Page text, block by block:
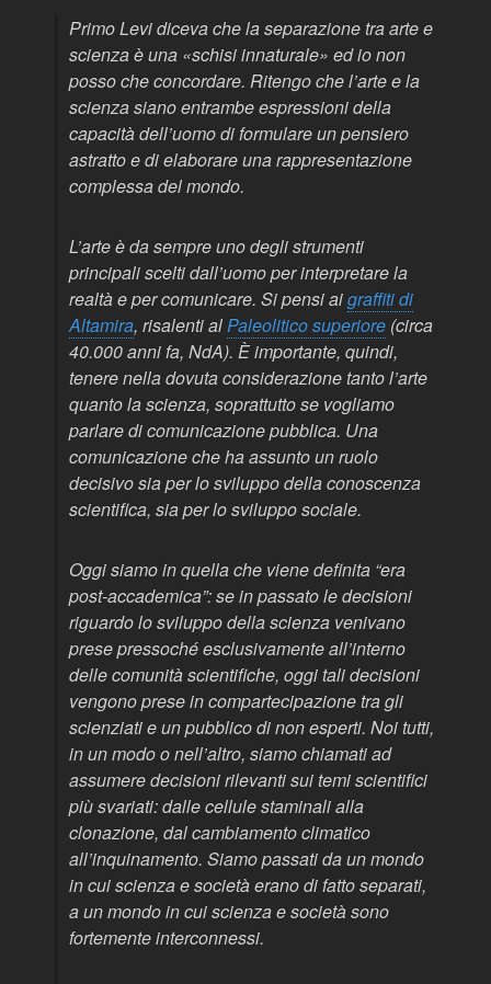
Primo Levi diceva che la separazione tra arte e
scienza è una «schisi innaturale» ed io non
posso che concordare. Ritengo che l’arte e la
scienza siano entrambe espressioni della
capacità dell’uomo di formulare un pensiero
astratto e di elaborare una rappresentazione
complessa del mondo.
L’arte è da sempre uno degli strumenti
principali scelti dall’uomo per interpretare la
realtà e per comunicare. Si pensi aigraffiti di
Altamira, risalenti alPaleolitico superiore (circa
40.000 anni fa, NdA). È importante, quindi,
tenere nella dovuta considerazione tanto l’arte
quanto la scienza, soprattutto se vogliamo
parlare di comunicazione pubblica. Una
comunicazione che ha assunto un ruolo
decisivo sia per lo sviluppo della conoscenza
scientifica, sia per lo sviluppo sociale.
Oggi siamo in quella che viene definita “era
post-accademica”: se in passato le decisioni
riguardo lo sviluppo della scienza venivano
prese pressoché esclusivamente all’interno
delle comunità scientifiche, oggi tali decisioni
vengono prese in compartecipazione tra gli
scienziati e un pubblico di non esperti. Noi tutti,
in un modo o nell’altro, siamo chiamati ad
assumere decisioni rilevanti sui temi scientifici
più svariati: dalle cellule staminali alla
clonazione, dal cambiamento climatico
all’inquinamento. Siamo passati da un mondo
in cui scienza e società erano di fatto separati,
a un mondo in cui scienza e società sono
fortemente interconnessi.